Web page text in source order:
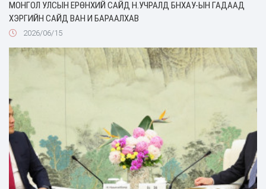
МОНГОЛ УЛСЫН ЕРӨНХИЙ САЙД Н.УЧРАЛД БНХАУ-ЫН ГАДААД
ХЭРГИЙН САЙД ВАН И БАРААЛХАВ
2026/06/15